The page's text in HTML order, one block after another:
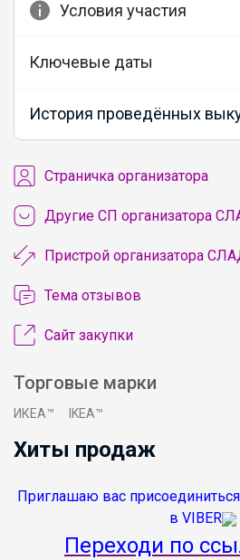
Условия участия
Ключевые даты
История проведённых
Cтраничка организатора
Другие СП организатора
Пристрой организатора
Тема отзывов
Сайт закупки
Торговые марки
ИКЕА™ IKEA™
Хиты продаж
Приглашаю вас
в VIBER
Переходи по